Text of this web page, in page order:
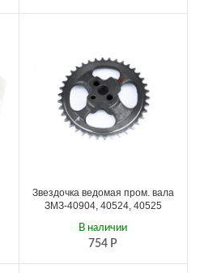
Звездочка ведомая пром. вала
ЗМЗ-40904, 40524, 40525
754 Р
В наличии